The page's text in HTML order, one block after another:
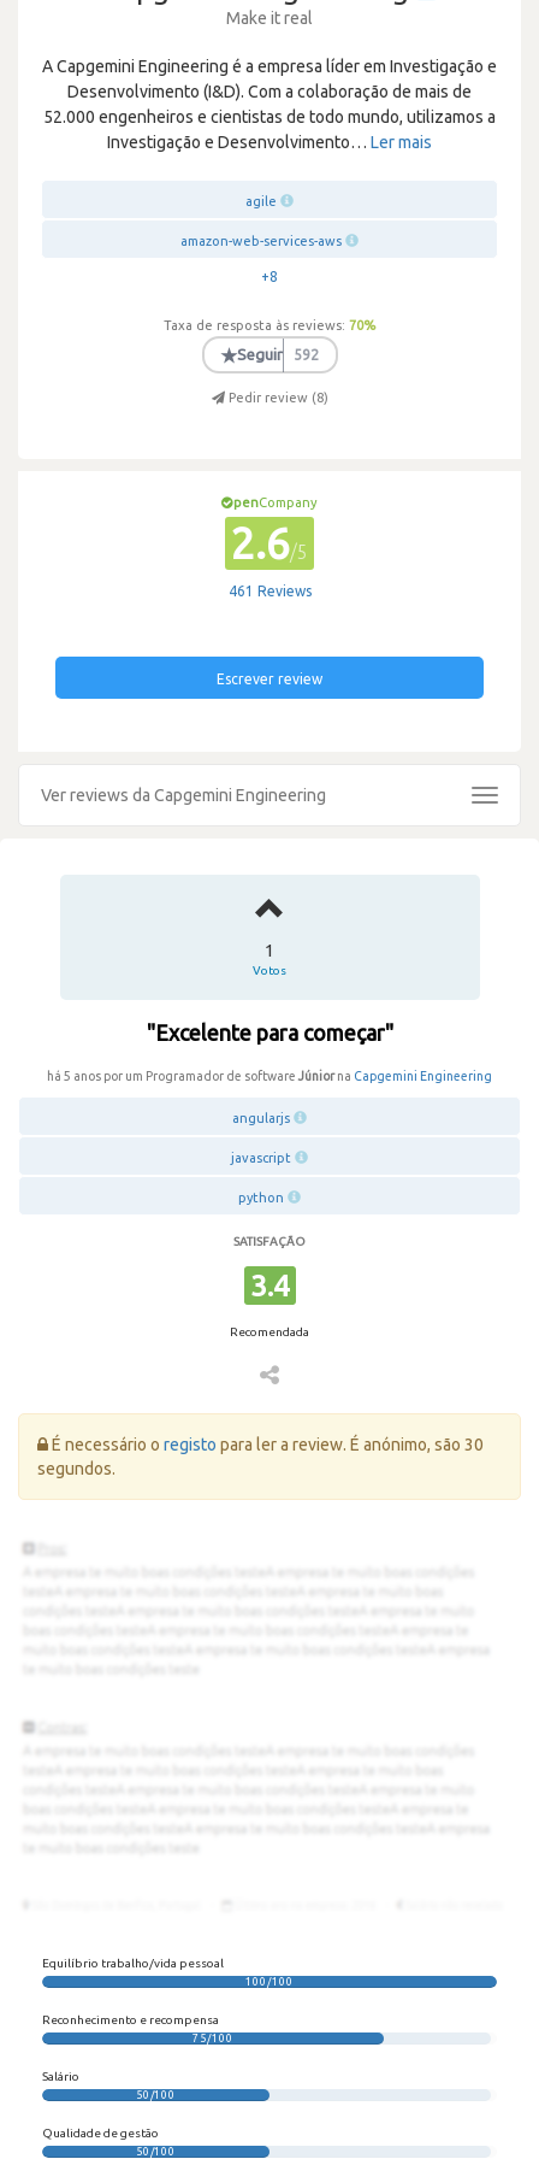
Make it real
A Capgemini Engineering é a empresa líder em Investigação e
Desenvolvimento (I&D). Com a colaboração de mais de
52.000 engenheiros e cientistas de todo mundo, utilizamos a
Investigação e Desenvolvimento… Ler mais
agile
amazon-web-services-aws
+8
Taxa de resposta às reviews: 70%
★Seguir 592
Pedir review (8)
penCompany
2.6/5
461 Reviews
Escrever review
Ver reviews da Capgemini Engineering
Toggle
1
Votos
"Excelente para começar"
há 5 anos por um Programador de software Júniorna Capgemini Engineering
angularjs
javascript
python
SATISFAÇÃO
3.4
Recomendada
Erro:
É necessário o registo para ler a review. É anónimo, são 30
segundos.
Equilíbrio trabalho/vida pessoal
100/100
Reconhecimento e recompensa
75/100
Salário
50/100
Qualidade de gestão
50/100